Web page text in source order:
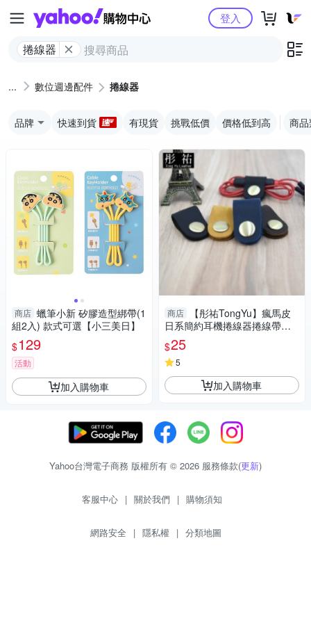
Yahoo購物中心
捲線器
登入
數位週邊配件 捲線器
品牌 快速到貨 有現貨 挑戰低價 價格低到高 商
商店 蠟筆小新 矽膠造型綁帶(1
組2入) 款式可選【小三美日】
$129
活動
加入購物車
商店
【彤祐TongYu】瘋馬皮
日系簡約耳機捲線器捲線帶捲
線收納帶
$25
5
加入購物車
Yahoo台灣電子商務 版權所有 © 2026 服務條款(更新)
客服中心 | 關於我們 | 購物須知
網路安全 | 隱私權 | 分類地圖